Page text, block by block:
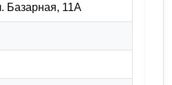
Базарная, 11А